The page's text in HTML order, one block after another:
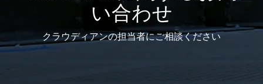
い合わせ
クラウディアンの担当者にご相談ください